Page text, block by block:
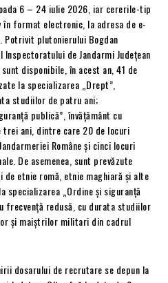
6 – 24 iulie 2026, iar cererile-tip
format electronic, la adresa de e-
plutonierului Bogdan
de Jandarmi Județean
disponibile, în acest an, 41 de
la specializarea „Drept”,
studiilor de patru ani;
publică”, învățământ cu
ani, dintre care 20 de locuri
Române și cinci locuri
De asemenea, sunt prevăzute
etnie romă, etnie maghiară și alte
specializarea „Ordine și siguranță
frecvență redusă, cu durata studiilor
și maiștrilor militari din cadrul
dosarului de recrutare se depun la